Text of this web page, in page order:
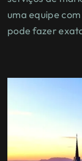
uma equipe
pode fazer